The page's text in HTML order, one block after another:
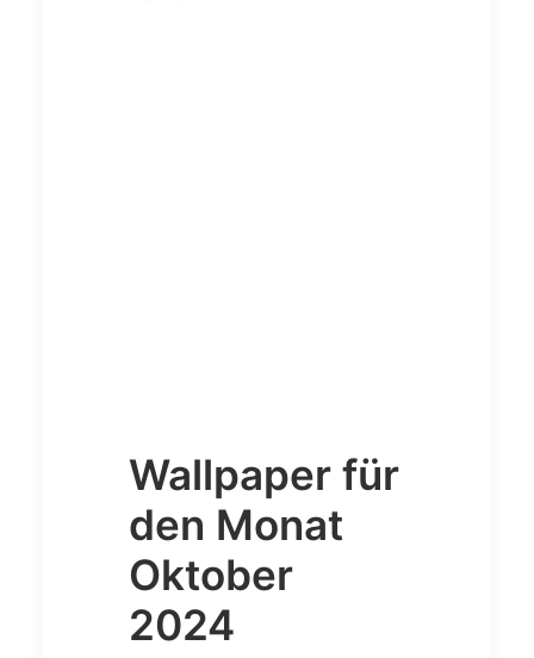
Wallpaper für
den Monat
Oktober
2024